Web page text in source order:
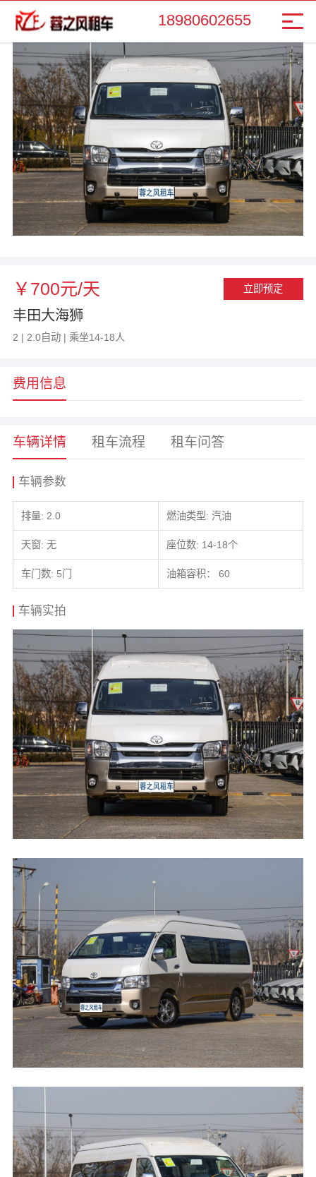
18980602655
￥700元/天
丰田大海狮
2 | 2.0自动 | 乘坐14-18人
立即预定
费用信息
车辆详情 租车流程 租车问答
车辆参数
排量: 2.0 燃油类型: 汽油
天窗: 无 座位数: 14-18个
车门数: 5门 油箱容积： 60
车辆实拍